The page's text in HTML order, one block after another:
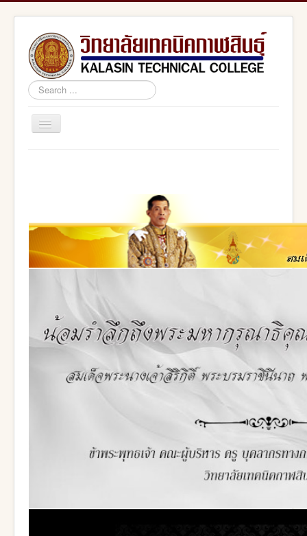
Search
...
Toggle
adminstrator